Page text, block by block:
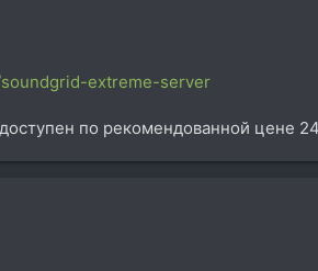
extreme-server
по рекомендованной цене